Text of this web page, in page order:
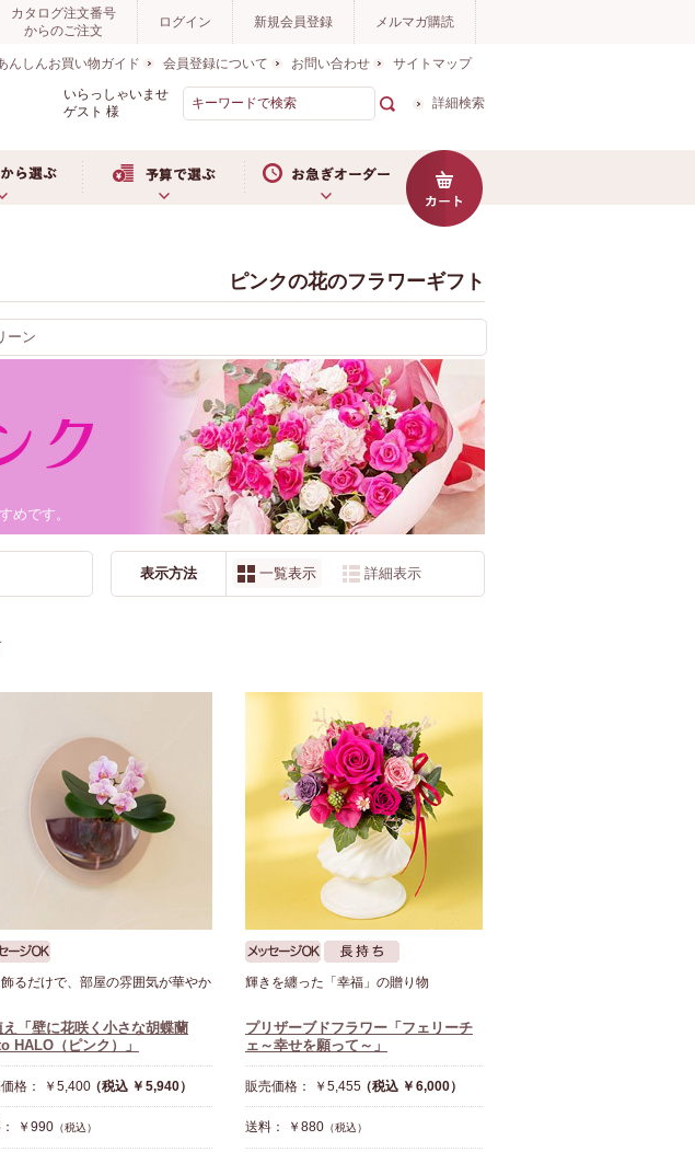
カタログ注文番号
からのご注文
ログイン 新規会員登録 メルマガ購読
んしんお買い物ガイド 会員登録について お問い合わせ
サイトマップ
いらっしゃいませ
ゲスト 様
詳細検索
ピンクの花のフラワーギフト
ーン
めです。
表示方法 一覧表示 詳細表示
るだけで、部屋の雰囲気が華やか
え「壁に花咲く小さな胡蝶蘭
HALO（ピンク）」
格： ￥5,400（税込 ￥5,940）
￥990 （税込）
輝きを纏った「幸福」の贈り物
プリザーブドフラワー「フェリーチ
ェ～幸せを願って～」
販売価格： ￥5,455（税込 ￥6,000）
送料： ￥880 （税込）